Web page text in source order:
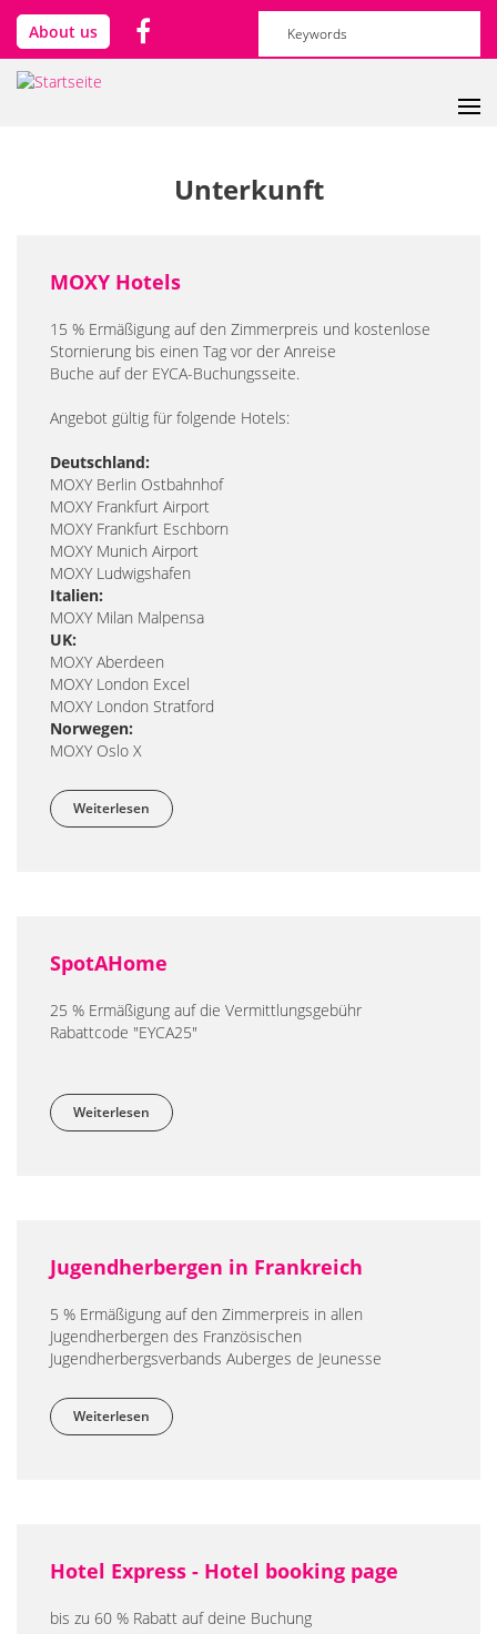
Direkt zum Inhalt
Suchformular
About us
Unterkunft
MOXY Hotels
15 % Ermäßigung auf den Zimmerpreis und kostenlose
Stornierung bis einen Tag vor der Anreise
Buche auf der EYCA-Buchungsseite.
Angebot gültig für folgende Hotels:
Deutschland:
MOXY Berlin Ostbahnhof
MOXY Frankfurt Airport
MOXY Frankfurt Eschborn
MOXY Munich Airport
MOXY Ludwigshafen
Italien:
MOXY Milan Malpensa
UK:
MOXY Aberdeen
MOXY London Excel
MOXY London Stratford
Norwegen:
MOXY Oslo X
Weiterlesen über MOXY Hotels
SpotAHome
25 % Ermäßigung auf die Vermittlungsgebühr
Rabattcode "EYCA25"
Weiterlesen über SpotAHome
Jugendherbergen in Frankreich
5 % Ermäßigung auf den Zimmerpreis in allen
Jugendherbergen des Französischen
Jugendherbergsverbands Auberges de Jeunesse
Weiterlesen über Jugendherbergen in Frankreich
Hotel Express - Hotel booking page
bis zu 60 % Rabatt auf deine Buchung